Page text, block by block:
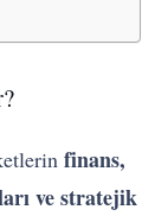
finans,
ve stratejik